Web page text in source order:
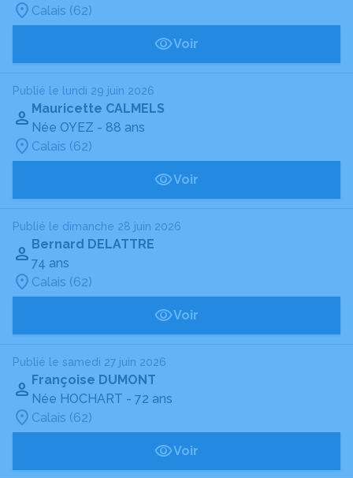
Calais (62)
Voir
Publié le lundi 29 juin 2026
Mauricette CALMELS
Née OYEZ - 88 ans
Calais (62)
Voir
Publié le dimanche 28 juin 2026
Bernard DELATTRE
74 ans
Calais (62)
Voir
Publié le samedi 27 juin 2026
Françoise DUMONT
Née HOCHART - 72 ans
Calais (62)
Voir